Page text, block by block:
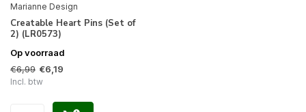
Marianne Design
Creatable Heart Pins (Set of
2) (LR0573)
Op voorraad
€6,99 €6,19
Incl. btw